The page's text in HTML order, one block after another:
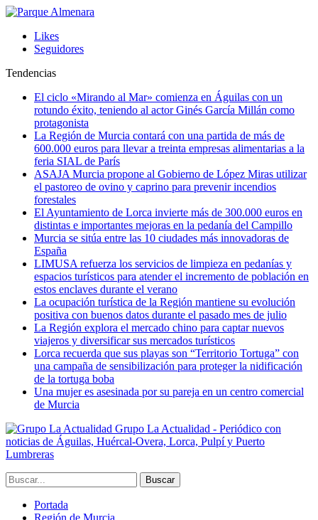
Likes
Seguidores
Tendencias
El ciclo «Mirando al Mar» comienza en Águilas con un
rotundo éxito, teniendo al actor Ginés García Millán como
protagonista
La Región de Murcia contará con una partida de más de
600.000 euros para llevar a treinta empresas alimentarias a la
feria SIAL de París
ASAJA Murcia propone al Gobierno de López Miras utilizar
el pastoreo de ovino y caprino para prevenir incendios
forestales
El Ayuntamiento de Lorca invierte más de 300.000 euros en
distintas e importantes mejoras en la pedanía del Campillo
Murcia se sitúa entre las 10 ciudades más innovadoras de
España
LIMUSA refuerza los servicios de limpieza en pedanías y
espacios turísticos para atender el incremento de población en
estos enclaves durante el verano
La ocupación turística de la Región mantiene su evolución
positiva con buenos datos durante el pasado mes de julio
La Región explora el mercado chino para captar nuevos
viajeros y diversificar sus mercados turísticos
Lorca recuerda que sus playas son “Territorio Tortuga” con
una campaña de sensibilización para proteger la nidificación
de la tortuga boba
Una mujer es asesinada por su pareja en un centro comercial
de Murcia
Grupo La Actualidad - Periódico con
noticias de Águilas, Huércal-Overa, Lorca, Pulpí y Puerto
Lumbreras
Portada
Región de Murcia